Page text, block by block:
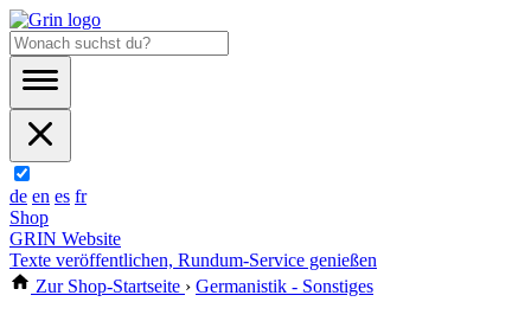
de en es fr
Shop
GRIN Website
Texte veröffentlichen, Rundum-Service genießen
Zur Shop-Startseite › Germanistik - Sonstiges